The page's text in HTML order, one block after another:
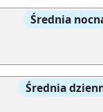
Średnia
Średnia